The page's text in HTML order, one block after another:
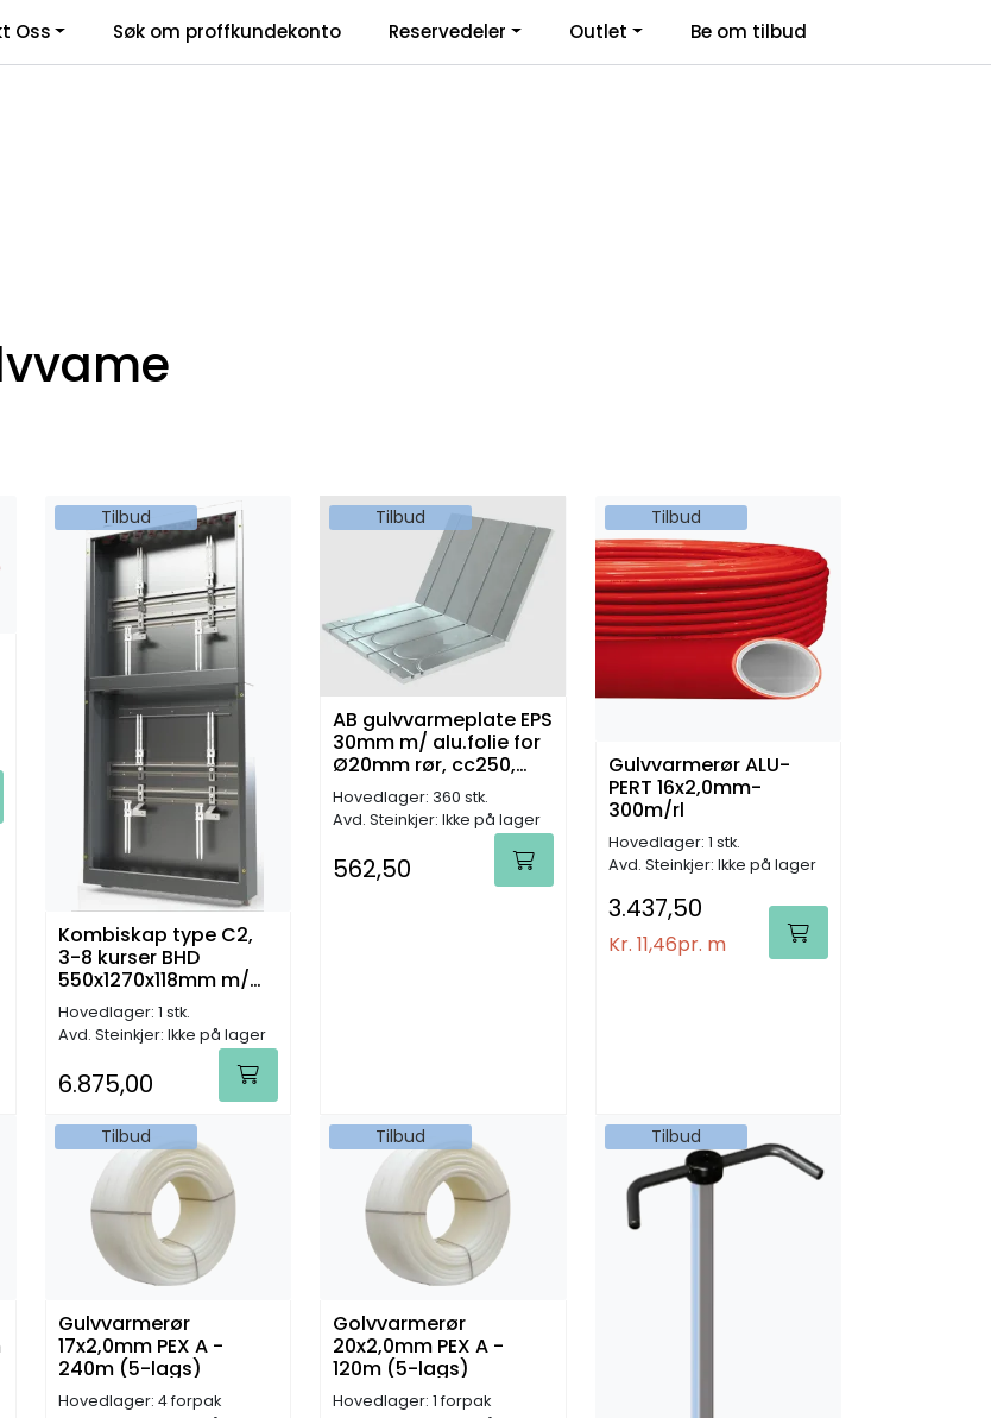
Kontakt Oss Logg inn
Oss Søk om proffkundekonto Reservedeler Outlet Be om tilbud
Tilbud
Kombiskap type C2,
3-8 kurser BHD
550x1270x118mm m/
ramme og dør
Hovedlager: 1 stk.
Avd. Steinkjer: Ikke på lager
6.875,00
Tilbud
AB gulvvarmeplate EPS
30mm m/ alu.folie for
Ø20mm rør, cc250,
1stk/0,9m²
Hovedlager: 360 stk.
Avd. Steinkjer: Ikke på lager
562,50
Tilbud
Gulvvarmerør ALU-
PERT 16x2,0mm-
300m/rl
Hovedlager: 1 stk.
Avd. Steinkjer: Ikke på lager
3.437,50
Kr. 11,46pr. m
Tilbud
Gulvvarmerør
17x2,0mm PEX A -
240m (5-lags)
Hovedlager: 4 forpak
Tilbud
Golvvarmerør
20x2,0mm PEX A -
120m (5-lags)
Hovedlager: 1 forpak
Tilbud